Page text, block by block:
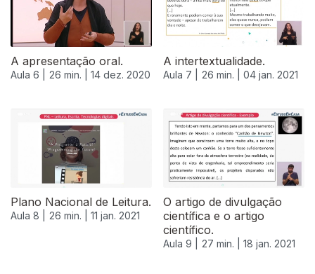
A apresentação oral.
Aula 6 | 26 min. | 14 dez. 2020
A intertextualidade.
Aula 7 | 26 min. | 04 jan. 2021
Plano Nacional de Leitura.
Aula 8 | 26 min. | 11 jan. 2021
O artigo de divulgação
científica e o artigo
científico.
Aula 9 | 27 min. | 18 jan. 2021